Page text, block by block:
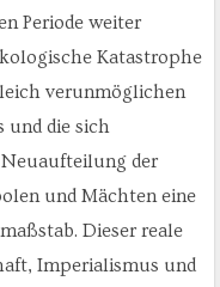
Periode weiter
Katastrophe
verunmöglichen
und die sich
der
und Mächten eine
Dieser reale
Imperialismus und